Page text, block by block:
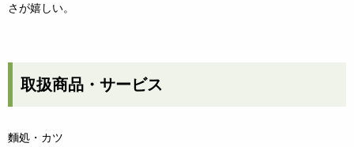
さが嬉しい。
取扱商品・サービス
麵処・カツ